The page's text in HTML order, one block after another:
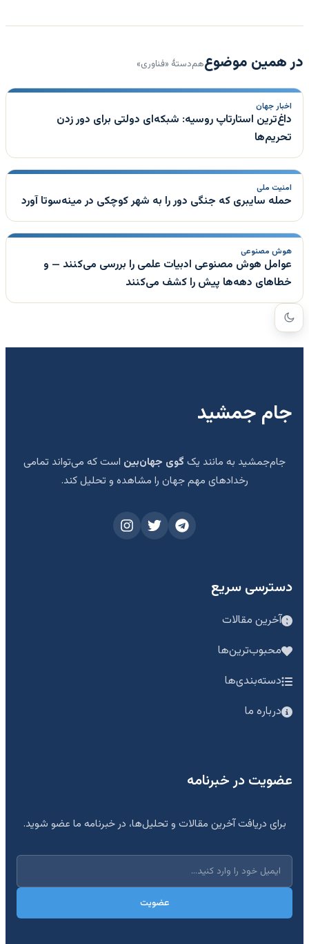
در همین موضوعهم‌دستهٔ «فناوری»
اخبار جهان
داغ‌ترین استارتاپ روسیه: شبکه‌ای دولتی برای دور زدن
تحریم‌ها
امنیت ملی
حمله سایبری که جنگی دور را به شهر کوچکی در مینه‌سوتا آورد
هوش مصنوعی
عوامل هوش مصنوعی ادبیات علمی را بررسی می‌کنند — و
خطاهای دهه‌ها پیش را کشف می‌کنند
جام جمشید
جام‌جمشید به مانند یک گوی جهان‌بین است که می‌تواند تمامی
رخدادهای مهم جهان را مشاهده و تحلیل کند.
دسترسی سریع
آخرین مقالات
محبوب‌ترین‌ها
دسته‌بندی‌ها
درباره ما
عضویت در خبرنامه
برای دریافت آخرین مقالات و تحلیل‌ها، در خبرنامه ما عضو شوید.
عضویت